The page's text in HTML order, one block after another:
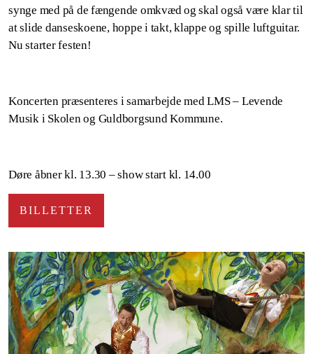
synge med på de fængende omkvæd og skal også være klar til
at slide danseskoene, hoppe i takt, klappe og spille luftguitar.
Nu starter festen!
Koncerten præsenteres i samarbejde med LMS – Levende
Musik i Skolen og Guldborgsund Kommune.
Døre åbner kl. 13.30 – show start kl. 14.00
BILLETTER